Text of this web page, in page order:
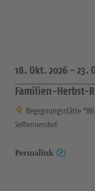
18. Okt. 2026 - 23.
Familien-Herbst-
Begegnungsstätte
Seifhennersdorf
Permalink